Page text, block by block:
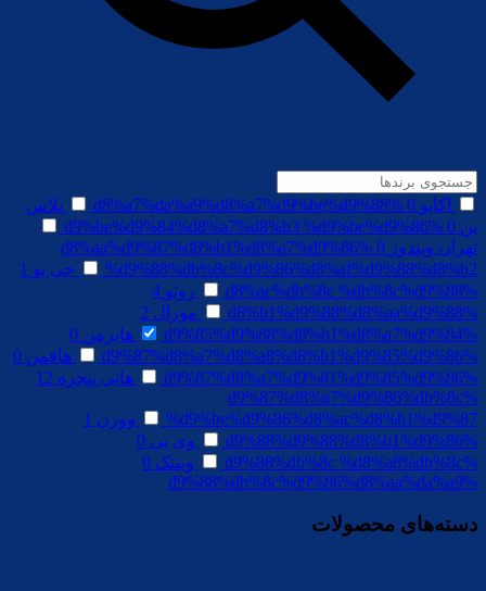
اکاپو 0
%d8%a7%da%a9%d8%a7%d9%be%d9%88
پلاس
پن 0
%d9%be%d9%84%d8%a7%d8%b3 %d9%be%d9%86
تهران ویندوز 0
%d8%aa%d9%87%d8%b1%d8%a7%d9%86
%d9%88%db%8c%d9%86%d8%af%d9%88%d8%b2
جی یو 1
%d8%ac%db%8c %db%8c%d9%88
روتو 4
%d8%b1%d9%88%d8%aa%d9%88
مورال 2
%d9%85%d9%88%d8%b1%d8%a7%d9%84
هابرمن 0
%d9%87%d8%a7%d8%a8%d8%b1%d9%85%d9%86
هافمن 0
%d9%87%d8%a7%d9%81%d9%85%d9%86
هانی پنجره 12
%d9%87%d8%a7%d9%86%db%8c
%d9%be%d9%86%d8%ac%d8%b1%d9%87
وورن 1
%d9%88%d9%88%d8%b1%d9%86
وی بی 0
%d9%88%db%8c %d8%a8%db%8c
وینتک 0
%d9%88%db%8c%d9%86%d8%aa%da%a9
دسته‌های محصولات